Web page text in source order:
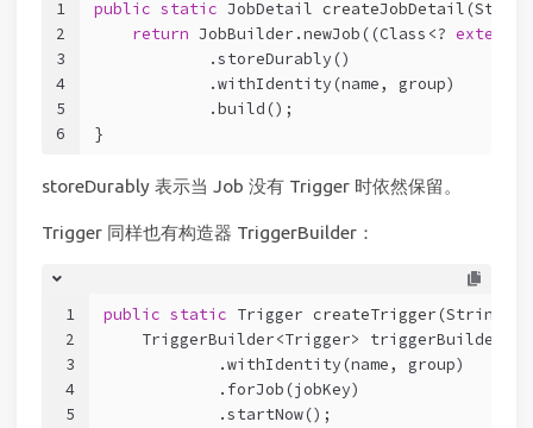
1
2
3
4
5
6
public static JobDetail createJobDetail
return JobBuilder.newJob((Class<? extends
            .storeDurably()
            .withIdentity(name, group)
            .build();
}
storeDurably 表示当 Job 没有 Trigger 时依然保留。
Trigger 同样也有构造器 TriggerBuilder：
1
2
3
4
5
public static Trigger createTrigger (String
TriggerBuilder<Trigger> triggerBuilder =
            .withIdentity(name, group)
            .forJob(jobKey)
            .startNow();